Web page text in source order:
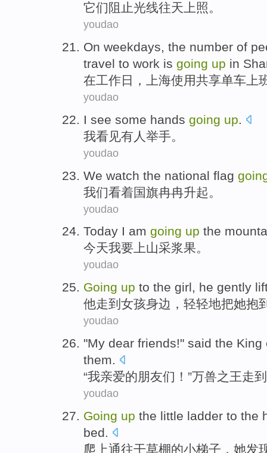
它们阻止光线往天上照。
youdao
On weekdays, the number of
travel to work is going up in
在工作日，上海使用共享单车上
youdao
I see some hands going up.
我看见有人 举手。
youdao
We watch the national flag
我们看着国旗冉冉升起。
youdao
Today I am going up the
今天我要 上山采浆果。
youdao
Going up to the girl, he gently
他走到 女孩身边，轻轻地把她抱
youdao
"My dear friends!" said the King
them.
“我亲爱的朋友们 ！”万兽之王走
youdao
Going up the little ladder to the
bed.
爬上通往干草棚的小梯子 ， 她发